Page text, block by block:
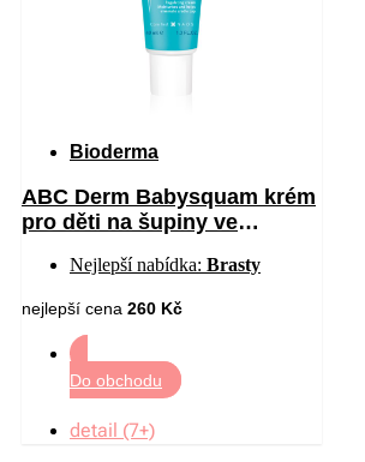
Bioderma
ABC Derm Babysquam krém
pro děti na šupiny ve
Nejlepší nabídka: Brasty
nejlepší cena 260 Kč
Do obchodu
detail (7+)